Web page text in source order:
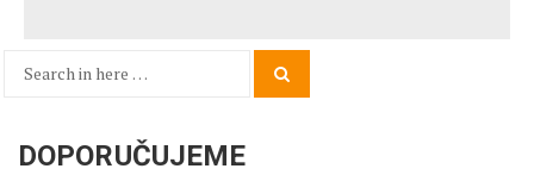
Search
DOPORUČUJEME